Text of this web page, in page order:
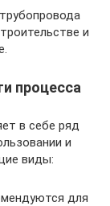
и
процесса
в себе ряд
и
виды:
для